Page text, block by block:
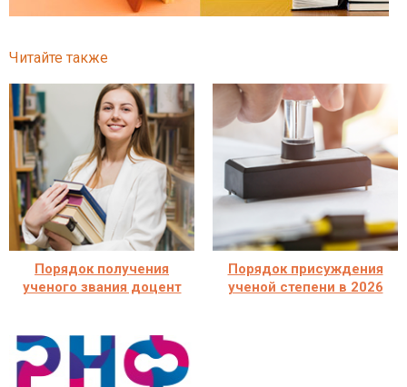
Читайте также
Порядок получения
ученого звания доцент
Порядок присуждения
ученой степени в 2026